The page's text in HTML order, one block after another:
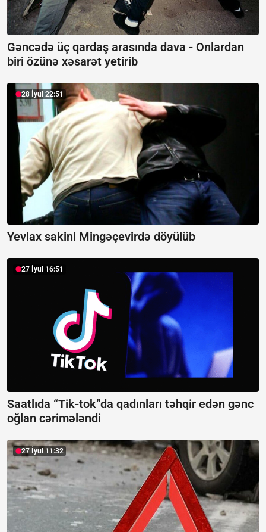
Gəncədə üç qardaş arasında dava - Onlardan
biri özünə xəsarət yetirib
28 İyul 22:51
Yevlax sakini Mingəçevirdə döyülüb
27 İyul 16:51
Saatlıda “Tik-tok”da qadınları təhqir edən gənc
oğlan cərimələndi
27 İyul 11:32